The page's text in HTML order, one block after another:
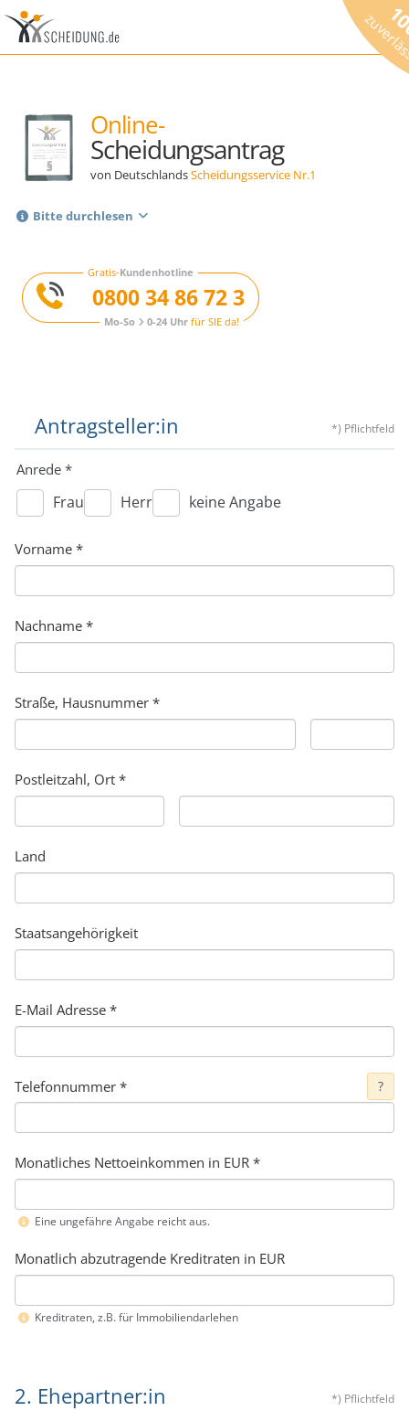
Online-
Scheidungsantrag
von DeutschlandsScheidungsservice Nr.1
Bitte durchlesen
Gratis-Kundenhotline
0800 34 86 72 3
Mo-So 0-24 Uhrfür SIE da!
Antragsteller:in *) Pflichtfeld
Anrede *
Frau Herr keine Angabe
Vorname *
Nachname *
Straße, Hausnummer *
Postleitzahl, Ort *
Land
Staatsangehörigkeit
E-Mail Adresse *
Telefonnummer * ?
Monatliches Nettoeinkommen in EUR *
Eine ungefähre Angabe reicht aus.
Monatlich abzutragende Kreditraten in EUR
Kreditraten, z.B. für Immobiliendarlehen
2. Ehepartner:in *) Pflichtfeld